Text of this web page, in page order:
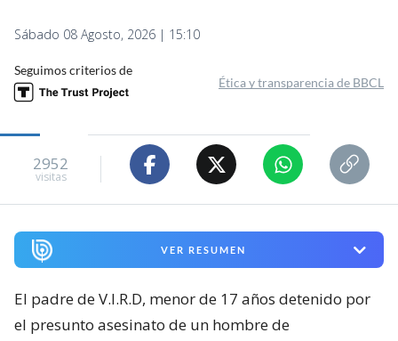
Sábado 08 Agosto, 2026 | 15:10
Seguimos criterios de
Ética y transparencia de BBCL
2952
visitas
VER RESUMEN
El padre de V.I.R.D, menor de 17 años detenido por
el presunto asesinato de un hombre de